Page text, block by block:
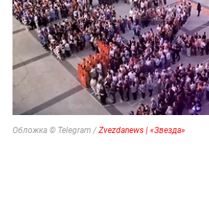
Обложка © Telegram / Zvezdanews | «Звезда»